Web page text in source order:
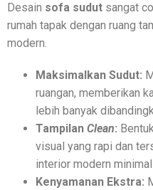
Desain sofa sudut sangat
rumah tapak dengan ruang
modern.
Maksimalkan Sudut:
ruangan, memberikan
lebih banyak
Tampilan Clean:
visual yang rapi dan
interior modern
Kenyamanan Ekstra: